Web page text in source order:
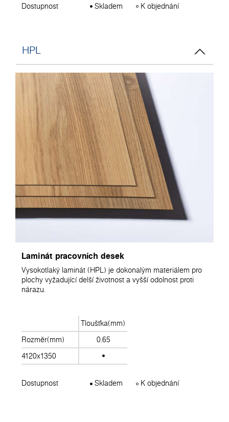
Dostupnost Skladem K objednání
HPL
Laminát pracovních desek
Vysokotlaký laminát (HPL) je dokonalým materiálem pro
plochy vyžadující delší životnost a vyšší odolnost proti
nárazu.
Tloušťka(mm)
Rozměr(mm)
0.65
4120x1350
Dostupnost Skladem K objednání